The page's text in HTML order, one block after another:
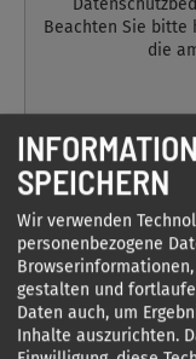
Beachten Sie bitte
die
SPEICHERN
Wir verwenden
personenbezogene
gestalten und
Daten auch, um
Inhalte auszurichten.